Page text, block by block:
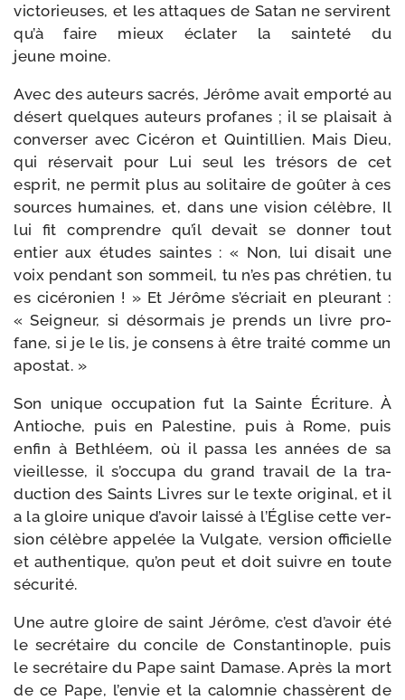
vic­to­rieuses, et les attaques de Satan ne ser­virent
qu’à faire mieux écla­ter la sain­te­té du
jeune moine.
Avec des auteurs sacrés, Jérôme avait empor­té au
désert quelques auteurs pro­fanes ; il se plai­sait à
conver­ser avec Cicéron et Quintillien. Mais Dieu,
qui réser­vait pour Lui seul les tré­sors de cet
esprit, ne per­mit plus au soli­taire de goû­ter à ces
sources humaines, et, dans une vision célèbre, Il
lui fit com­prendre qu’il devait se don­ner tout
entier aux études saintes : « Non, lui disait une
voix pen­dant son som­meil, tu n’es pas chré­tien, tu
es cicé­ro­nien ! » Et Jérôme s’é­criait en pleu­rant :
« Seigneur, si désor­mais je prends un livre pro­
fane, si je le lis, je consens à être trai­té comme un
apostat. »
Son unique occu­pa­tion fut la Sainte Écriture. À
Antioche, puis en Palestine, puis à Rome, puis
enfin à Bethléem, où il pas­sa les années de sa
vieillesse, il s’oc­cu­pa du grand tra­vail de la tra­
duc­tion des Saints Livres sur le texte ori­gi­nal, et il
a la gloire unique d’a­voir lais­sé à l’Église cette ver­
sion célèbre appe­lée la Vulgate, ver­sion offi­cielle
et authen­tique, qu’on peut et doit suivre en toute
sécurité.
Une autre gloire de saint Jérôme, c’est d’a­voir été
le secré­taire du concile de Constantinople, puis
le secré­taire du Pape saint Damase. Après la mort
de ce Pape, l’en­vie et la calom­nie chas­sèrent de